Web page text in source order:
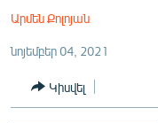
ՏՆՏԵՍՈՒԹՅՈՒՆ
Արմեն Քոլոյան
նոյեմբեր 04, 2021
Կիսվել